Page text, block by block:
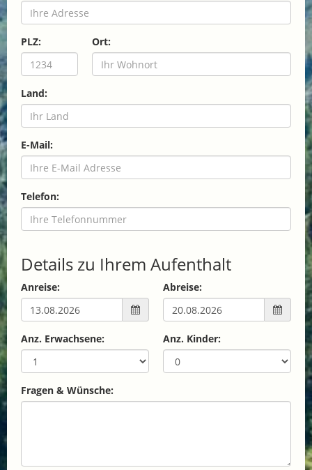
PLZ: Ort:
Land:
E-Mail:
Telefon:
Details zu Ihrem Aufenthalt
Anreise: Abreise:
Anz. Erwachsene: Anz. Kinder:
Fragen & Wünsche: